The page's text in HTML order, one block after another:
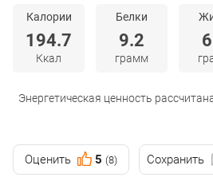
Калории
194.7
Ккал
Белки
9.2
грамм
Энергетическая ценность
Оценить 5 (8) Сохранить